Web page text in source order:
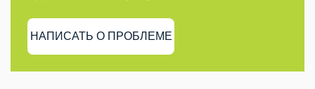
НАПИСАТЬ О ПРОБЛЕМЕ